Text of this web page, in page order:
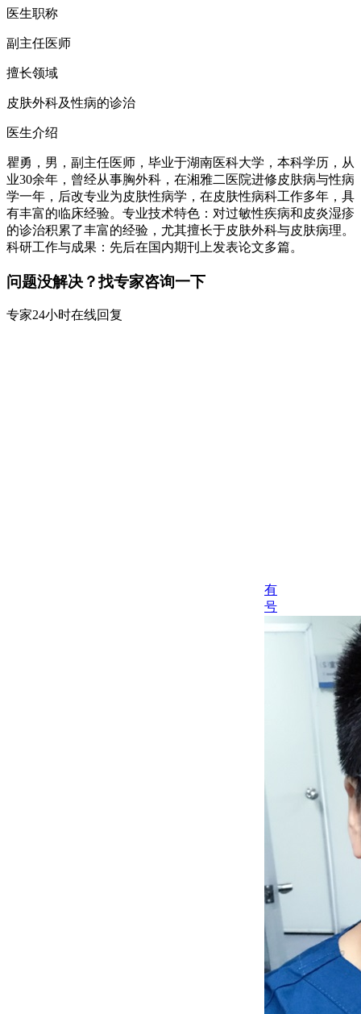
医生职称
副主任医师
擅长领域
皮肤外科及性病的诊治
医生介绍
瞿勇，男，副主任医师，毕业于湖南医科大学，本科学历，从
业30余年，曾经从事胸外科，在湘雅二医院进修皮肤病与性病
学一年，后改专业为皮肤性病学，在皮肤性病科工作多年，具
有丰富的临床经验。专业技术特色：对过敏性疾病和皮炎湿疹
的诊治积累了丰富的经验，尤其擅长于皮肤外科与皮肤病理。
科研工作与成果：先后在国内期刊上发表论文多篇。
问题没解决？找专家咨询一下
专家24小时在线回复
有
号